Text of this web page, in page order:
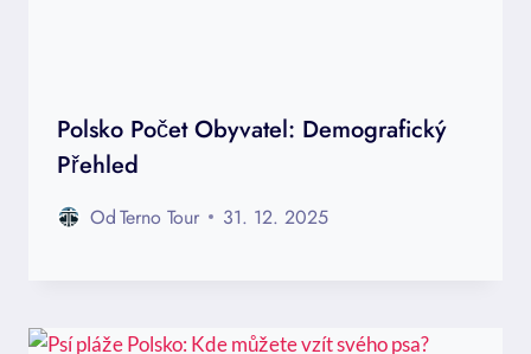
Polsko Počet Obyvatel: Demografický
Přehled
OdTerno Tour 31. 12. 2025